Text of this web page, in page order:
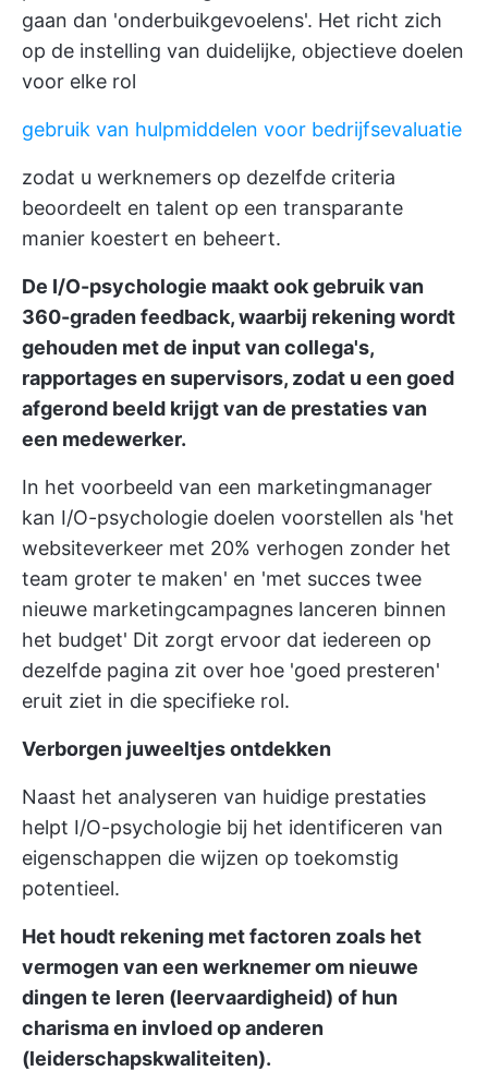
gaan dan 'onderbuikgevoelens'. Het richt zich
op de instelling van duidelijke, objectieve doelen
voor elke rol
gebruik van hulpmiddelen voor bedrijfsevaluatie
zodat u werknemers op dezelfde criteria
beoordeelt en talent op een transparante
manier koestert en beheert.
De I/O-psychologie maakt ook gebruik van
360-graden feedback, waarbij rekening wordt
gehouden met de input van collega's,
rapportages en supervisors, zodat u een goed
afgerond beeld krijgt van de prestaties van
een medewerker.
In het voorbeeld van een marketingmanager
kan I/O-psychologie doelen voorstellen als 'het
websiteverkeer met 20% verhogen zonder het
team groter te maken' en 'met succes twee
nieuwe marketingcampagnes lanceren binnen
het budget' Dit zorgt ervoor dat iedereen op
dezelfde pagina zit over hoe 'goed presteren'
eruit ziet in die specifieke rol.
Verborgen juweeltjes ontdekken
Naast het analyseren van huidige prestaties
helpt I/O-psychologie bij het identificeren van
eigenschappen die wijzen op toekomstig
potentieel.
Het houdt rekening met factoren zoals het
vermogen van een werknemer om nieuwe
dingen te leren (leervaardigheid) of hun
charisma en invloed op anderen
(leiderschapskwaliteiten).